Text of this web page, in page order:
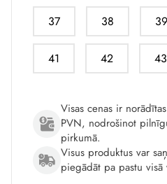
37 38 39
41 42 43
Visas cenas ir
PVN, nodrošinot
pirkumā.
Visus produktus var
piegādāt pa pastu visā